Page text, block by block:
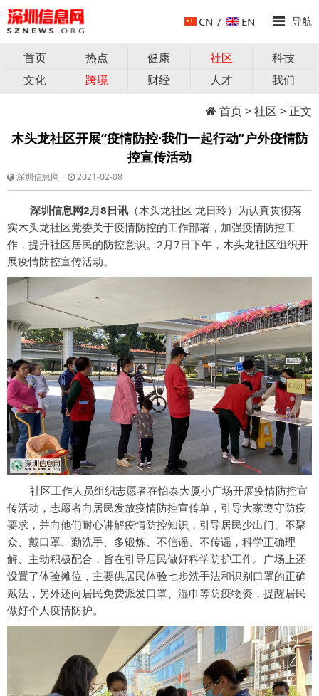
CN / EN 导航
首页 热点 健康 社区
科技
文化
跨境 财经 人才
我们
首页>社区 > 正文
木头龙社区开展“疫情防控·我们一起行动”户外疫情防
控宣传活动
深圳信息网 2021-02-08
深圳信息网2月8日讯 （木头龙社区 龙日玲）为认真贯彻落
实木头龙社区党委关于疫情防控的工作部署，加强疫情防控工
作，提升社区居民的防控意识。2月7日下午，木头龙社区组织开
展疫情防控宣传活动。
社区工作人员组织志愿者在怡泰大厦小广场开展疫情防控宣
传活动，志愿者向居民发放疫情防控宣传单，引导大家遵守防疫
要求，并向他们耐心讲解疫情防控知识，引导居民少出门、不聚
众、戴口罩、勤洗手、多锻炼、不信谣、不传谣，科学正确理
解、主动积极配合，旨在引导居民做好科学防护工作。广场上还
设置了体验摊位，主要供居民体验七步洗手法和识别口罩的正确
戴法，另外还向居民免费派发口罩、湿巾等防疫物资，提醒居民
做好个人疫情防护。